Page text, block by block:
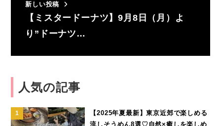
新しい投稿
【ミスタードーナツ】9月8日（月）よ
り”ドーナツ…
人気の記事
【2025年夏最新】東京近郊で楽しめる
流しそうめん8選♡自然×癒しを楽しめ